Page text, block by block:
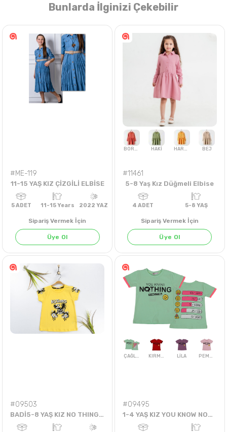
Nasıl Sipariş Veririm?
Bunlarda İlginizi Çekebilir
#ME-119
11-15 YAŞ KIZ ÇİZGİLİ ELBİSE
ADET 11-15 Years
Sipariş Vermek İçin
Üye Ol
#11461
5-8 Yaş Kız Düğmeli Elbise
Sipariş Vermek İçin
Üye Ol
#09503
BADİ5-8 YAŞ KIZ NO THING 2 LOSE BADİ
#09495
1-4 YAŞ KIZ YOU KNOW NOTHING ABOUT ME BADİ